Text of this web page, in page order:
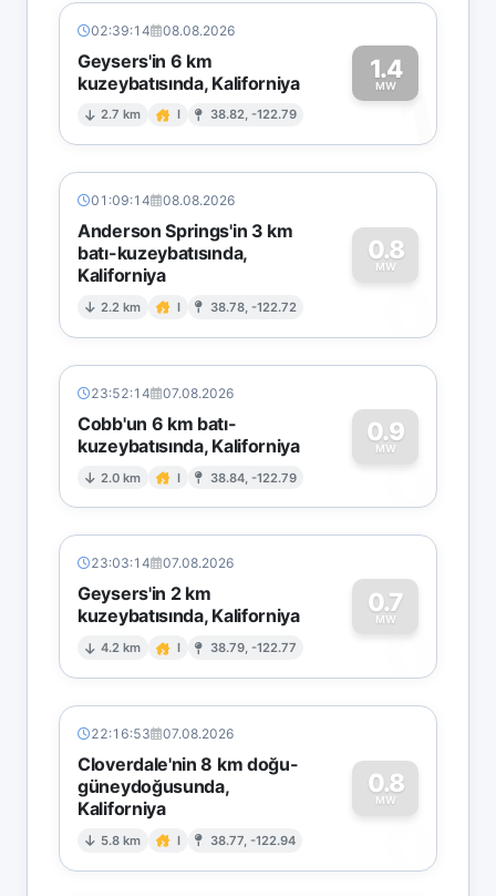
02:39:14 08.08.2026
Geysers'in 6 km
kuzeybatısında, Kaliforniya
2.7 km I 38.82, -122.79
1.4
MW1
01:09:14 08.08.2026
Anderson Springs'in 3 km
batı-kuzeybatısında,
Kaliforniya
2.2 km I 38.78, -122.72
0.8
MW
0
23:52:14 07.08.2026
Cobb'un 6 km batı-
kuzeybatısında, Kaliforniya
2.0 km I 38.84, -122.79
0.9
MW
0
23:03:14 07.08.2026
Geysers'in 2 km
kuzeybatısında, Kaliforniya
4.2 km I 38.79, -122.77
0.7
MW
0
22:16:53 07.08.2026
Cloverdale'nin 8 km doğu-
güneydoğusunda,
Kaliforniya
5.8 km I 38.77, -122.94
0.8
MW
0